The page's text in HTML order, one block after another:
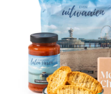
Over Kerst & Kado